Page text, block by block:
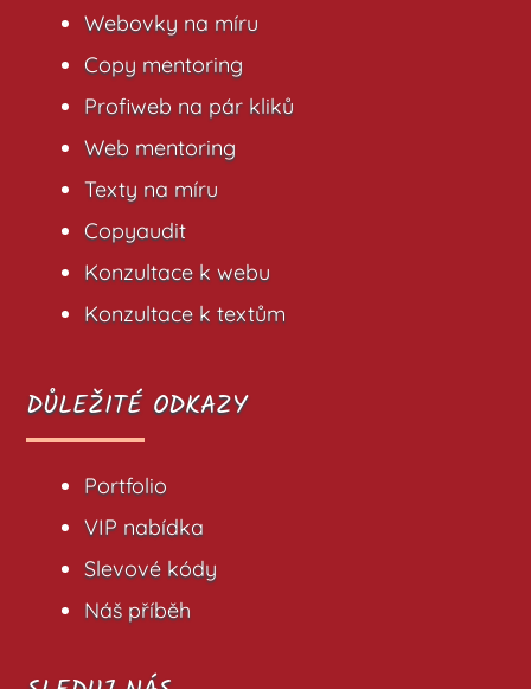
Webovky na míru
Copy mentoring
Profiweb na pár kliků
Web mentoring
Texty na míru
Copyaudit
Konzultace k webu
Konzultace k textům
DŮLEŽITÉ ODKAZY
Portfolio
VIP nabídka
Slevové kódy
Náš příběh